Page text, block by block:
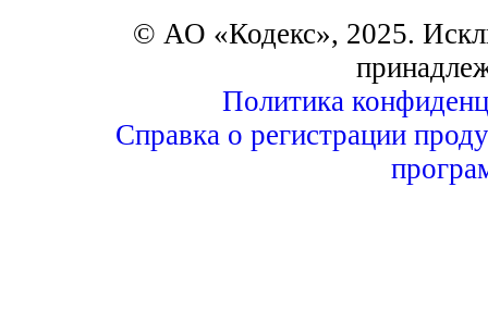
© АО «Кодекс», 2025.
Политика
Справка о регистрации